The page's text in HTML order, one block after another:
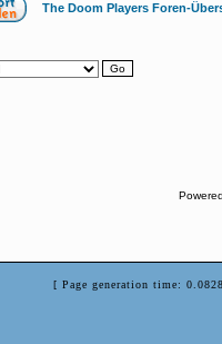
The Doom Players Foren-
[ Page generation time: